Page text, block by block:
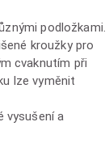
podložkami.
kroužky pro
cvaknutím při
lze vyměnit
vysušení a